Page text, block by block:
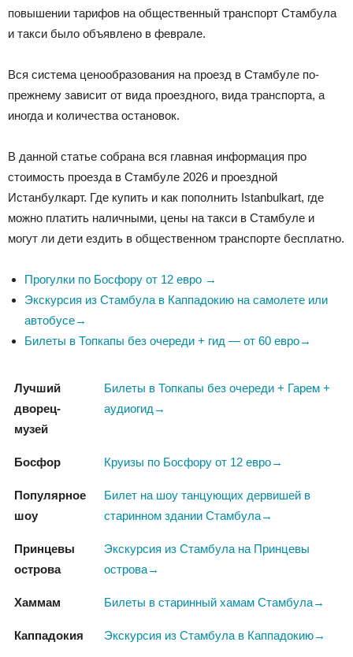
повышении тарифов на общественный транспорт Стамбула
и такси было объявлено в феврале.
Вся система ценообразования на проезд в Стамбуле по-
прежнему зависит от вида проездного, вида транспорта, а
иногда и количества остановок.
В данной статье собрана вся главная информация про
стоимость проезда в Стамбуле 2026 и проездной
Истанбулкарт. Где купить и как пополнить Istanbulkart, где
можно платить наличными, цены на такси в Стамбуле и
могут ли дети ездить в общественном транспорте бесплатно.
Прогулки по Босфору от 12 евро →
Экскурсия из Стамбула в Каппадокию на самолете или
автобусе→
Билеты в Топкапы без очереди + гид — от 60 евро→
Лучший
дворец-
музей
Билеты в Топкапы без очереди + Гарем +
аудиогид→
Босфор Круизы по Босфору от 12 евро→
Популярное
шоу
Билет на шоу танцующих дервишей в
старинном здании Стамбула→
Принцевы
острова
Экскурсия из Стамбула на Принцевы
острова→
Хаммам Билеты в старинный хамам Стамбула→
Каппадокия Экскурсия из Стамбула в Каппадокию→